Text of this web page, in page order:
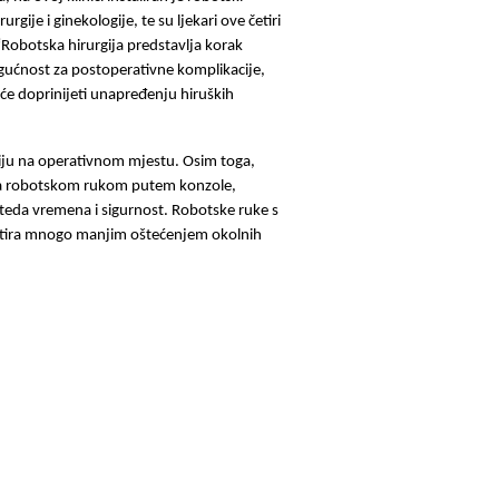
i ginekologije, te su ljekari ove četiri
hirurgija predstavlja korak
za postoperativne komplikacije,
doprinijeti unapređenju hiruških
na operativnom mjestu. Osim toga,
robotskom rukom putem konzole,
vremena i sigurnost. Robotske ruke s
mnogo manjim oštećenjem okolnih